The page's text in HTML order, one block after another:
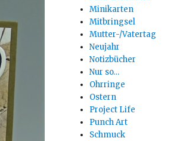
Minikarten
Mitbringsel
Mutter-/Vatertag
Neujahr
Notizbücher
Nur so…
Ohrringe
Ostern
Project Life
Punch Art
Schmuck